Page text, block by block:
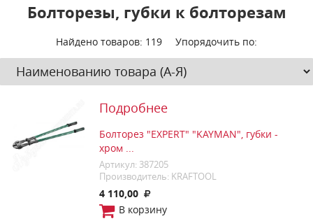
Болторезы, губки к болторезам
Найдено товаров: 119 Упорядочить по:
Подробнее
Болторез "EXPERT" "KAYMAN", губки -
хром ...
Артикул: 387205
Производитель: KRAFTOOL
4 110,00
В корзину